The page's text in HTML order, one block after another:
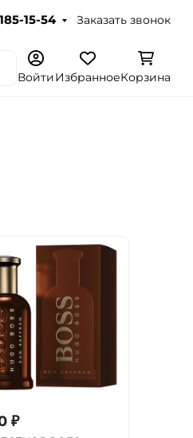
15-54 Заказать звонок
ВойтиИзбранноеКорзина
₽